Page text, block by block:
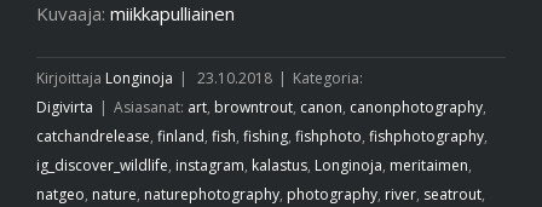
Kuvaaja: miikkapulliainen
Kirjoittaja Longinoja 23.10.2018
Kategoria:
Digivirta
Asiasanat: art, browntrout, canon, canonphotography,
catchandrelease, finland, fish, fishing, fishphoto, fishphotography,
ig_discover_wildlife, instagram, kalastus, Longinoja, meritaimen,
natgeo, nature, naturephotography, photography, river, seatrout,